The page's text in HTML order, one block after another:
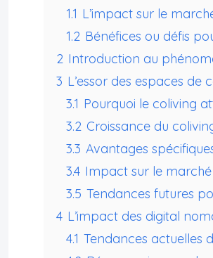
1.1 L’impact sur le
1.2 Bénéfices ou défis
2 Introduction au
3 L’essor des espaces
3.1 Pourquoi le coliving
3.2 Croissance du
3.3 Avantages
3.4 Impact sur le
3.5 Tendances futures
4 L’impact des digital
4.1 Tendances actuelles